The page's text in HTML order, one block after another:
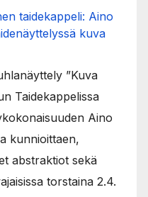
taidekappeli: Aino
kuva
”Kuva
Taidekappelissa
Aino
kunnioittaen,
abstraktiot sekä
torstaina 2.4.